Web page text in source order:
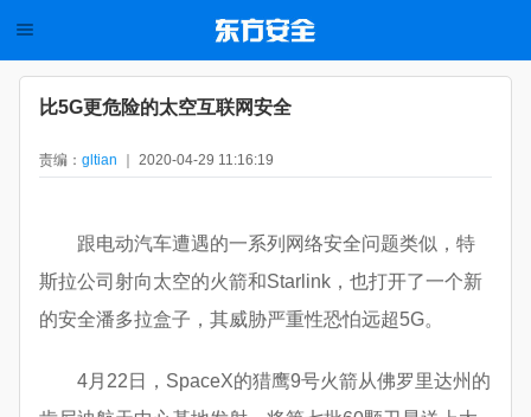
比5G更危险的太空互联网安全
责编： gltian ｜ 2020-04-29 11:16:19
跟电动汽车遭遇的一系列网络安全问题类似，特
斯拉公司射向太空的火箭和Starlink，也打开了一个新
的安全潘多拉盒子，其威胁严重性恐怕远超5G。
4月22日，SpaceX的猎鹰9号火箭从佛罗里达州的